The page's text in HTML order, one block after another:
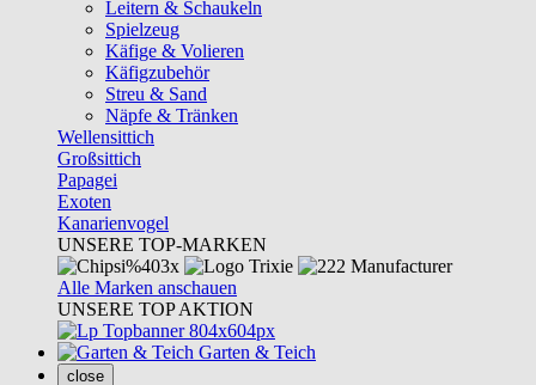
Leitern & Schaukeln
Spielzeug
Käfige & Volieren
Käfigzubehör
Streu & Sand
Näpfe & Tränken
Wellensittich
Großsittich
Papagei
Exoten
Kanarienvogel
UNSERE TOP-MARKEN
Alle Marken anschauen
UNSERE TOP AKTION
Garten & Teich
close